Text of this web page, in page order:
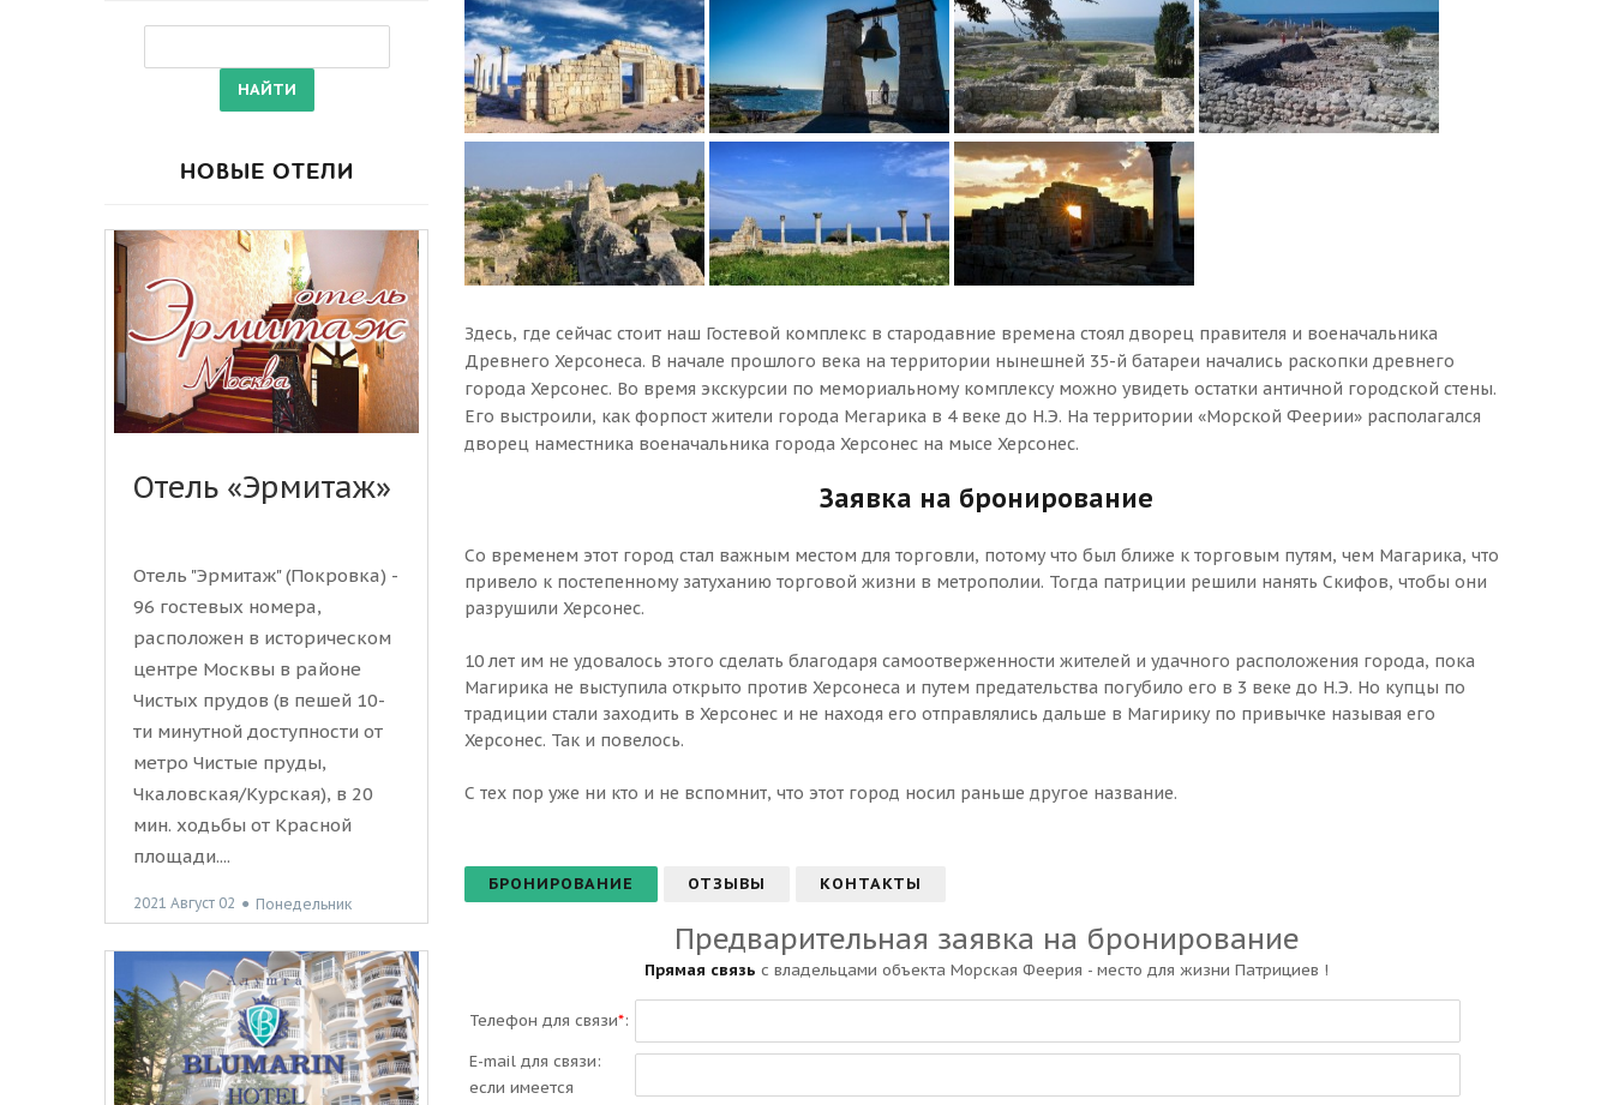
Здесь, где сейчас стоит наш Гостевой комплекс в стародавние времена стоял дворец правителя и военачальника
Древнего Херсонеса. В начале прошлого века на территории нынешней 35-й батареи начались раскопки древнего
города Херсонес. Во время экскурсии по мемориальному комплексу можно увидеть остатки античной городской стены.
Его выстроили, как форпост жители города Мегарика в 4 веке до Н.Э. На территории «Морской Феерии» располагался
дворец наместника военачальника города Херсонес на мысе Херсонес.
Заявка на бронирование
Со временем этот город стал важным местом для торговли, потому что был ближе к торговым путям, чем Магарика, что
привело к постепенному затуханию торговой жизни в метрополии. Тогда патриции решили нанять Скифов, чтобы они
разрушили Херсонес.
10 лет им не удовалось этого сделать благодаря самоотверженности жителей и удачного расположения города, пока
Магирика не выступила открыто против Херсонеса и путем предательства погубило его в 3 веке до Н.Э. Но купцы по
традиции стали заходить в Херсонес и не находя его отправлялись дальше в Магирику по привычке называя его
Херсонес. Так и повелось.
С тех пор уже ни кто и не вспомнит, что этот город носил раньше другое название.
БРОНИРОВАНИЕ ОТЗЫВЫ КОНТАКТЫ
Предварительная заявка на бронирование
Прямая связь с владельцами объекта Морская Феерия - место для жизни Патрициев !
Телефон для связи*:
E-mail для связи:
если имеется
НОВЫЕ ОТЕЛИ
Отель «Эрмитаж»
Отель "Эрмитаж" (Покровка) -
96 гостевых номера,
расположен в историческом
центре Москвы в районе
Чистых прудов (в пешей 10-
ти минутной доступности от
метро Чистые пруды,
Чкаловская/Курская), в 20
мин. ходьбы от Красной
площади....
2021 Август 02 ● Понедельник